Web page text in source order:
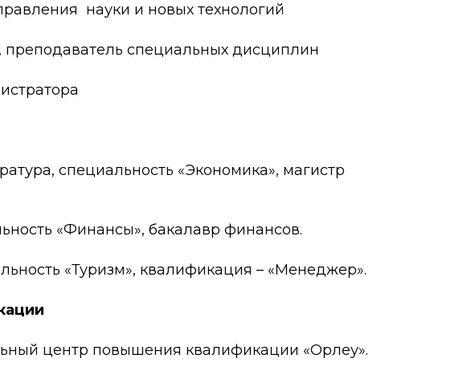
науки и новых технологий
специальных дисциплин
специальность «Экономика», магистр
«Финансы», бакалавр финансов.
«Туризм», квалификация – «Менеджер».
центр повышения квалификации «Орлеу».